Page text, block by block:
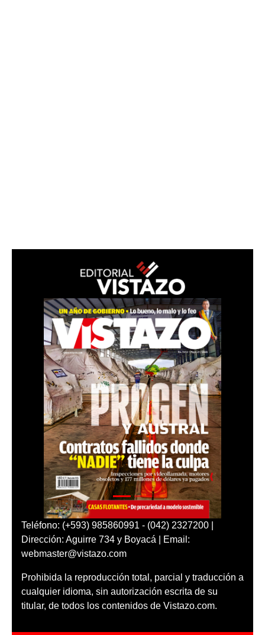
Teléfono: (+593) 985860991 - (042) 2327200 |
Dirección: Aguirre 734 y Boyacá | Email:
webmaster@vistazo.com
Prohibida la reproducción total, parcial y traducción a
cualquier idioma, sin autorización escrita de su
titular, de todos los contenidos de Vistazo.com.